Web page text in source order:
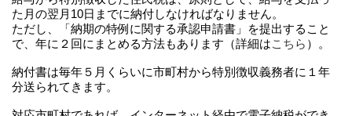
た月の翌月10日までに納付しなければなりません。
ただし、「納期の特例に関する承認申請書」を提出すること
で、年に２回にまとめる方法もあります（詳細はこちら ）。
納付書は毎年５月くらいに市町村から特別徴収義務者に１年
分送られてきます。